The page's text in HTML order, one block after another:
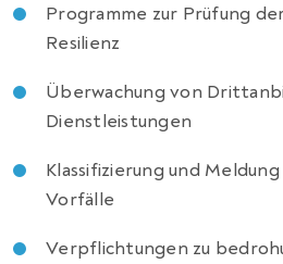
Programme zur Prüfung
Resilienz
Überwachung von
Dienstleistungen
Klassifizierung und
Vorfälle
Verpflichtungen zu